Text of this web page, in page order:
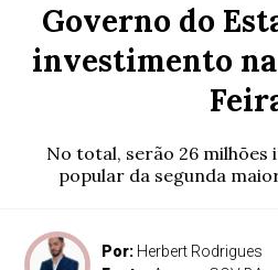
Governo do
investimento
No total, serão 26 milhões
popular da segunda
Por: Herbert Rodrigues